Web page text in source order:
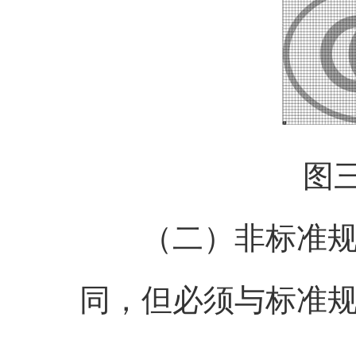
图
（二）非标准规
同，但必须与标准